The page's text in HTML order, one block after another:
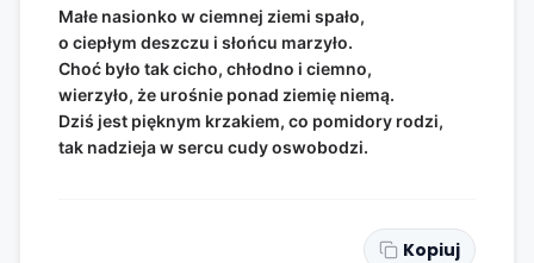
Małe nasionko w ciemnej ziemi spało,
o ciepłym deszczu i słońcu marzyło.
Choć było tak cicho, chłodno i ciemno,
wierzyło, że urośnie ponad ziemię niemą.
Dziś jest pięknym krzakiem, co pomidory rodzi,
tak nadzieja w sercu cudy oswobodzi.
Kopiuj